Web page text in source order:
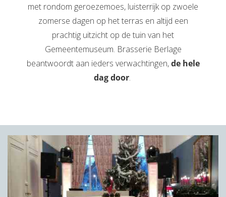
met rondom geroezemoes, luisterrijk op zwoele
zomerse dagen op het terras en altijd een
prachtig uitzicht op de tuin van het
Gemeentemuseum. Brasserie Berlage
beantwoordt aan ieders verwachtingen,de hele
dag door.